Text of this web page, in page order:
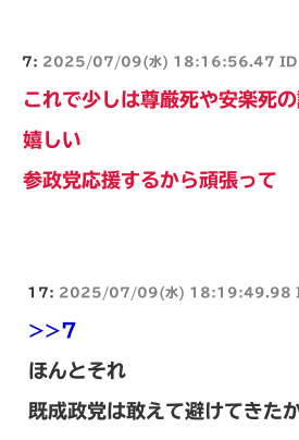
7: 2025/07/09(水) 18:16:56.47
これで少しは尊厳死や安楽死
嬉しい
参政党応援するから頑張って
17: 2025/07/09(水) 18:19:49.98
>>7
ほんとそれ
既成政党は敢えて避けてきた